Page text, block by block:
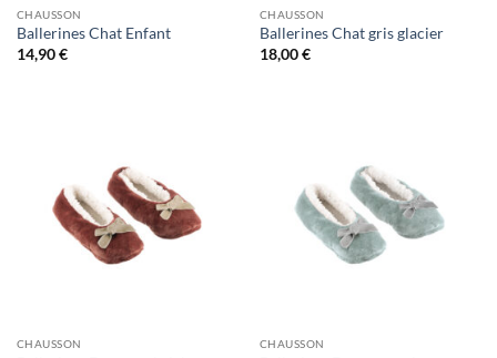
CHAUSSON
Ballerines Chat Enfant
14,90€
CHAUSSON
Ballerines Chat gris glacier
18,00€
CHAUSSON CHAUSSON